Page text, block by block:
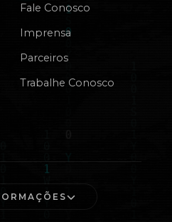
Fale Conosco
Imprensa
Parceiros
Trabalhe Conosco